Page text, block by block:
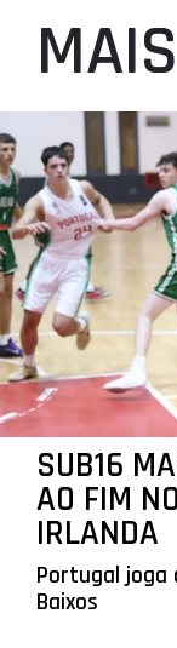
SUB16
AO FIM
IRLANDA
Portugal joga
Baixos